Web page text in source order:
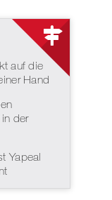
auf die
Hand
der
Yapeal